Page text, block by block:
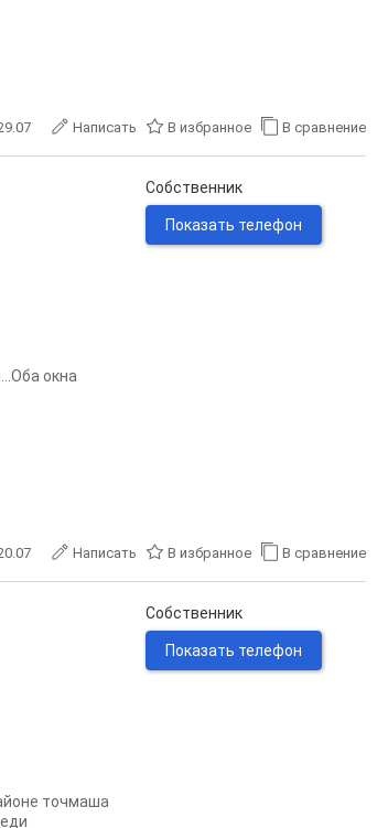
Написать В избранное В сравнение
окна
Собственник
Показать телефон
Написать В избранное В сравнение
точмаша
Собственник
Показать телефон